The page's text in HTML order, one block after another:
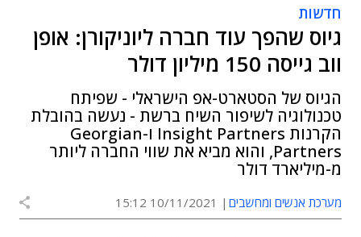
חדשות
גיוס שהפך עוד חברה ליוניקורן: אופן
ווב גייסה 150 מיליון דולר
הגיוס של הסטארט-אפ הישראלי - שפיתח
טכנולוגיה לשיפור השיח ברשת - נעשה בהובלת
הקרנות Insight Partners ו-Georgian
Partners, והוא מביא את שווי החברה ליותר
מ-מיליארד דולר
מערכת אנשים ומחשבים 10/11/2021 15:12